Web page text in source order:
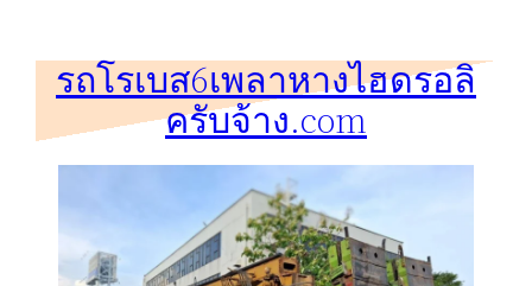
รถโรเบส6เพลาหางไฮดรอลิ
ครับจ้าง.com